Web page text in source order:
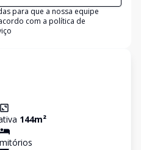
para que a nossa equipe
com a política de
144m²
s